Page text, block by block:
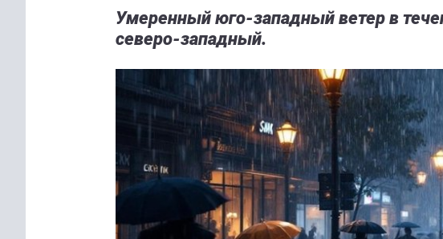
Умеренный юго-западный ветер в
северо-западный.